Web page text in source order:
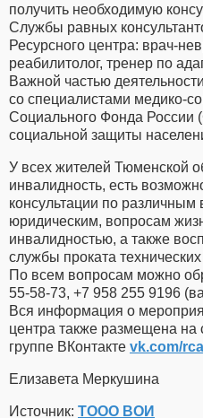
получить необходимую
Службы равных
Ресурсного центра: врач-
реабилитолог, тренер по
Важной частью
со специалистами медико-
Социального Фонда России
социальной защиты
У всех жителей Тюменской
инвалидность, есть
консультации по
юридическим, вопросам
инвалидностью, а также
службы проката
По всем вопросам можно
55-58-73, +7 958 255 9196
Вся информация о
центра также размещена на
группе ВКонтакте vk.com/
Елизавета Меркушина
Источник: ТООО ВОИ